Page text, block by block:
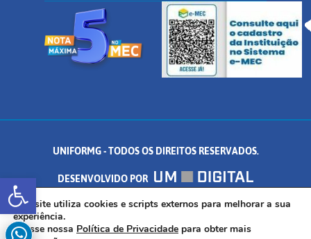
Abrir a barra de ferramentas
UNIFORMG - TODOS OS DIREITOS RESERVADOS.
DESENVOLVIDO POR
AV. DR. ARNALDO DE SENNA, 328 - PALMEIRAS, FORMIGA/MG - CEP:
35.574.530
Este site utiliza cookies e scripts externos para melhorar a sua
experiência.
Acesse nossa Política de Privacidade para obter mais